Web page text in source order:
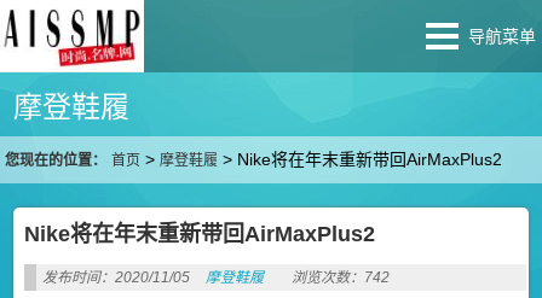
导航菜单
摩登鞋履
您现在的位置： 首页 >摩登鞋履 > Nike将在年末重新带回AirMaxPlus2
Nike将在年末重新带回AirMaxPlus2
发布时间：2020/11/05 摩登鞋履 浏览次数：742